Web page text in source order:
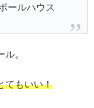
ールハウス
。
てもいい！